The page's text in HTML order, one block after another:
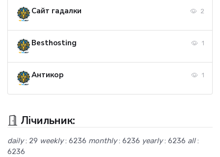
Сайт гадалки 2
Besthosting 1
Антикор 1
Лічильник:
daily: 29 weekly: 6236 monthly: 6236 yearly: 6236 all:
6236